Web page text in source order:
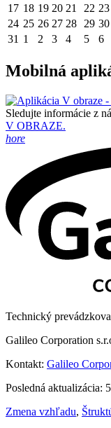
17 18 19 20 21 22 23
24 25 26 27 28 29 30
31 1 2 3 4 5 6
Mobilná
Sledujte informácie z
V OBRAZE.
hore
Technický
Galileo Corporation
Kontakt: Galileo
Posledná aktualizácia:
Zmena vzhľadu,